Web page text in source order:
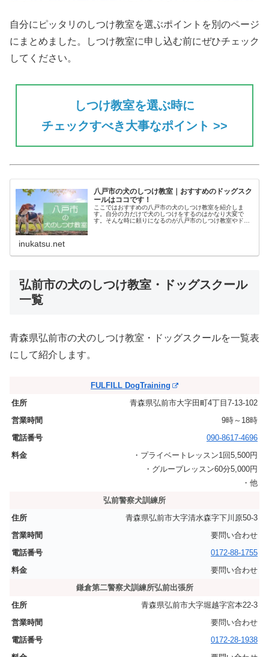
自分にピッタリのしつけ教室を選ぶポイントを別のページ
にまとめました。しつけ教室に申し込む前にぜひチェック
してください。
しつけ教室を選ぶ時に
チェックすべき大事なポイント >>
八戸市の犬のしつけ教室｜おすすめのドッグスク
ールはココです！
ここではおすすめの八戸市の犬のしつけ教室を紹介しま
す。自分の力だけで犬のしつけをするのはかなり大変で
す。そんな時に頼りになるのが八戸市のしつけ教室やドッ
inukatsu.net
弘前市の犬のしつけ教室・ドッグスクール
一覧
青森県弘前市の犬のしつけ教室・ドッグスクールを一覧表
にして紹介します。
FULFILL DogTraining
青森県弘前市大字田町4丁目7-13-102
9時～18時
090-8617-4696
・プライベートレッスン1回5,500円
・グループレッスン60分5,000円
・他
弘前警察犬訓練所
青森県弘前市大字清水森字下川原50-3
要問い合わせ
0172-88-1755
要問い合わせ
鎌倉第二警察犬訓練所弘前出張所
青森県弘前市大字堀越字宮本22-3
要問い合わせ
0172-28-1938